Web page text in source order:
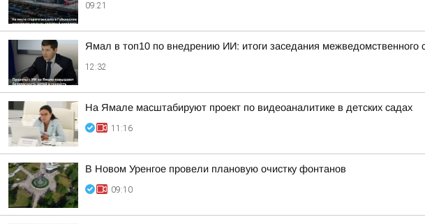
09:21
Ямал в топ10 по внедрению ИИ: итоги заседания межведомственного
12:32
На Ямале масштабируют проект по видеоаналитике в детских садах
11:16
В Новом Уренгое провели плановую очистку фонтанов
09:10